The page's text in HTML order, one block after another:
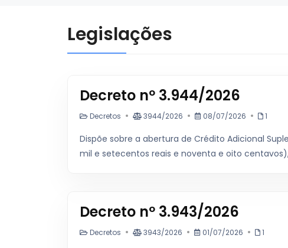
Legislações
Decreto nº 3.944/2026
Decretos 3944/2026 08/07/2026 1
Dispõe sobre a abertura de Crédito Adicional
mil e setecentos reais e noventa e oito
Decreto nº 3.943/2026
Decretos 3943/2026 01/07/2026 1